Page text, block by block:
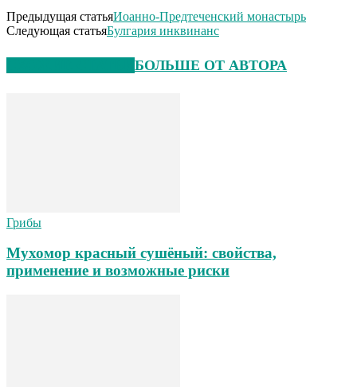
Предыдущая статьяИоанно-Предтеченский монастырь
Следующая статьяБулгария инквинанс
БОЛЬШЕ ОТ АВТОРА
Грибы
Мухомор красный сушёный: свойства,
применение и возможные риски